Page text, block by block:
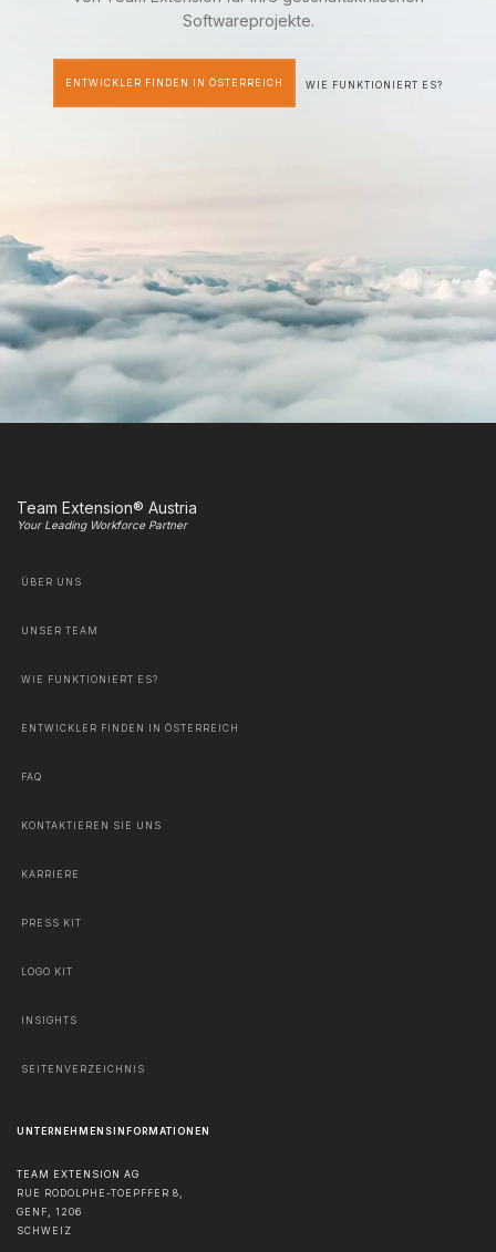
Softwareprojekte.
ENTWICKLER FINDEN IN ÖSTERREICH WIE FUNKTIONIERT ES?
Team Extension® Austria
Your Leading Workforce Partner
ÜBER UNS
UNSER TEAM
WIE FUNKTIONIERT ES?
ENTWICKLER FINDEN IN ÖSTERREICH
FAQ
KONTAKTIEREN SIE UNS
KARRIERE
PRESS KIT
LOGO KIT
INSIGHTS
SEITENVERZEICHNIS
UNTERNEHMENSINFORMATIONEN
TEAM EXTENSION AG
RUE RODOLPHE-TOEPFFER 8,
GENF, 1206
SCHWEIZ